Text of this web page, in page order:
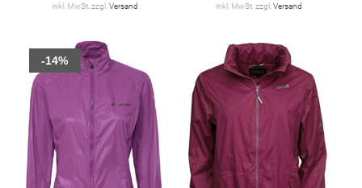
inkl. MwSt. zzgl. Versand inkl. MwSt. zzgl. Versand
-14%